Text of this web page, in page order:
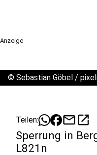
Anzeige
© Sebastian
Teilen: mailopen_in_new
Sperrung in
L821n